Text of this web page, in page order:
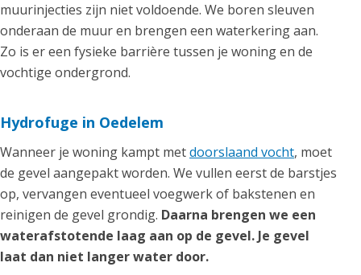
muurinjecties zijn niet voldoende. We boren sleuven
onderaan de muur en brengen een waterkering aan.
Zo is er een fysieke barrière tussen je woning en de
vochtige ondergrond.
Hydrofuge in Oedelem
Wanneer je woning kampt metdoorslaand vocht, moet
de gevel aangepakt worden. We vullen eerst de barstjes
op, vervangen eventueel voegwerk of bakstenen en
reinigen de gevel grondig. Daarna brengen we een
waterafstotende laag aan op de gevel. Je gevel
laat dan niet langer water door.